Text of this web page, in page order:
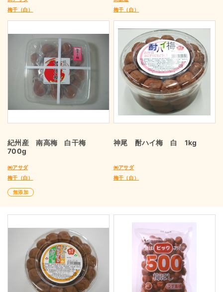
梅干（白）
梅干（白）
紀州産 南高梅 白干梅
700g
㈱アサダ
梅干（白）
無添加
神尾 酎ハイ梅 白 1kg
㈱アサダ
梅干（白）